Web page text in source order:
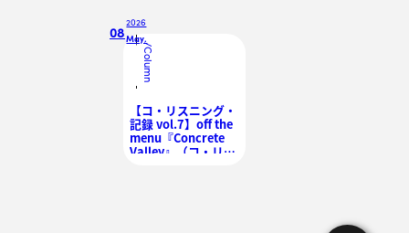
08
2026
May./
Column
【コ・リスニング・
記録 vol.7】off the
menu『Concrete
Valley』（コ・リス